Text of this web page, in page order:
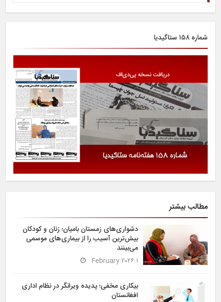
شماره ۱۵۸ ستاگیدیا
مطالب بیشتر
دشواری‌های زمستان بامیان؛ زنان و کودکان
بیش‌ترین آسیب را از بیماری‌های موسمی
می‌بینند
۱ February ۲۰۲۶
بیکاری مخفی؛ پدیده ویرانگر در نظام اداری
افغانستان